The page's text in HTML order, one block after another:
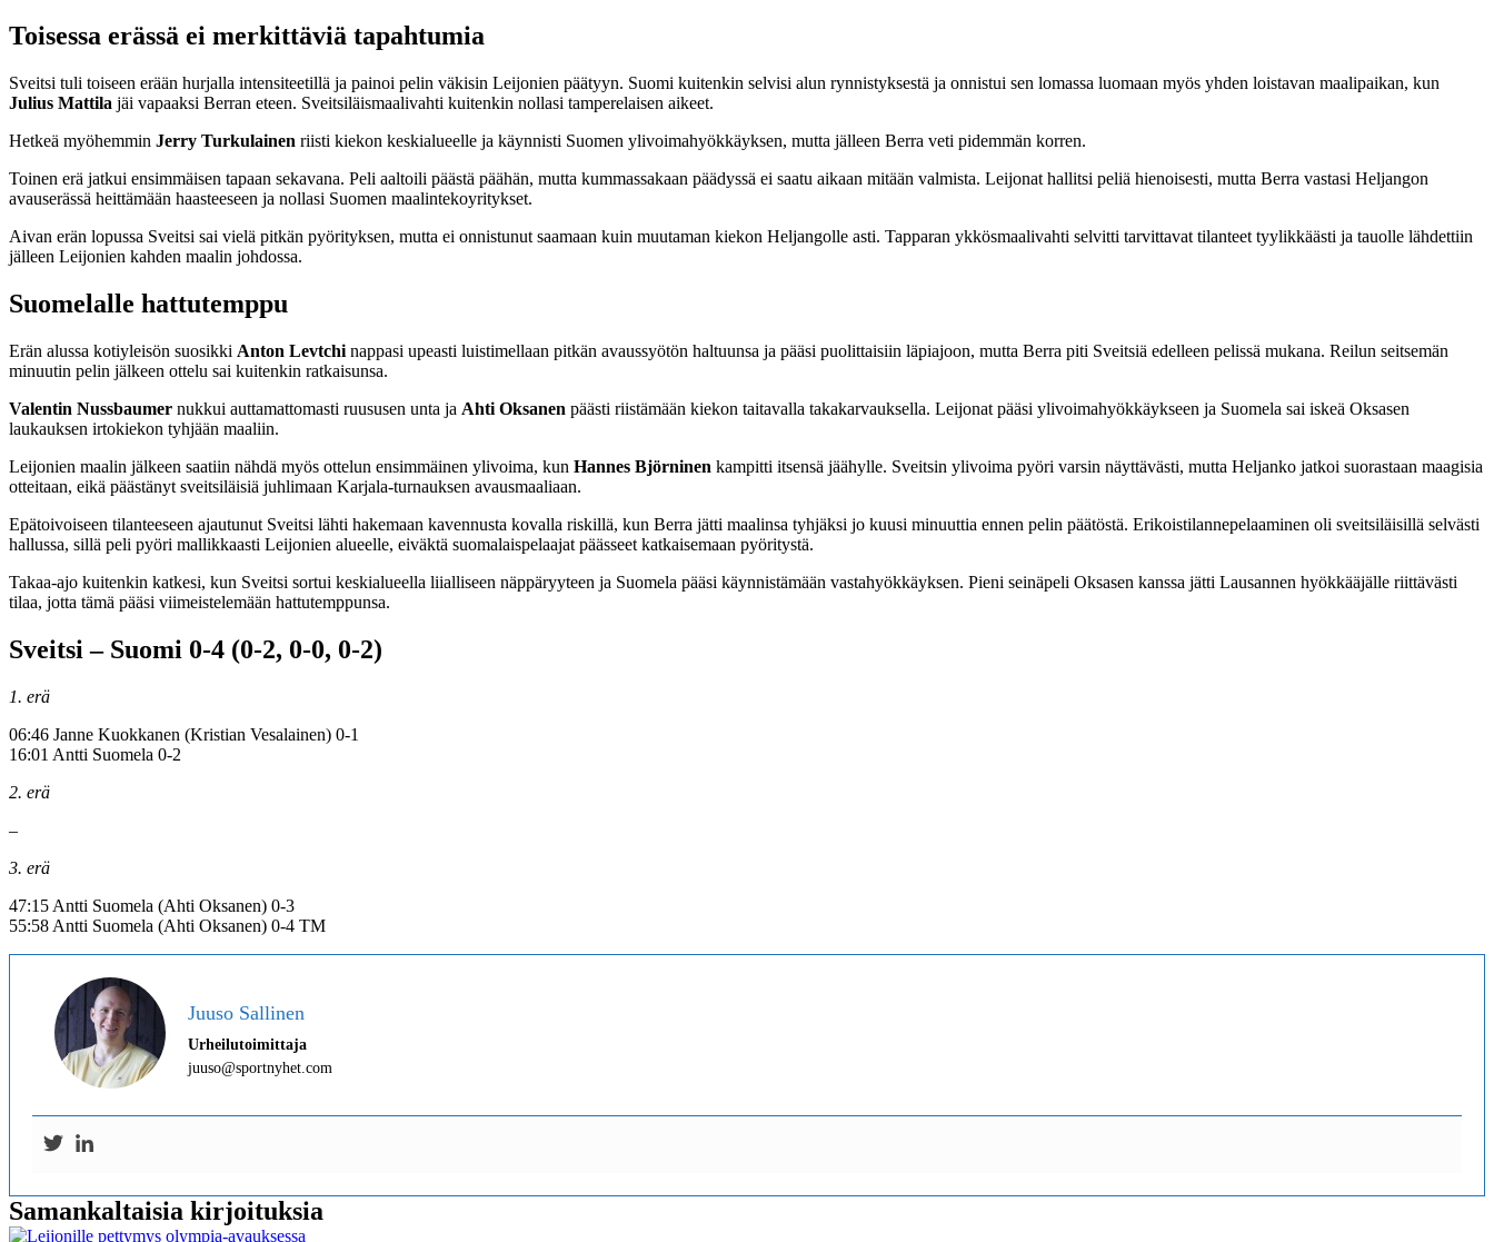
Toisessa erässä ei merkittäviä tapahtumia
Sveitsi tuli toiseen erään hurjalla intensiteetillä ja painoi pelin väkisin Leijonien päätyyn. Suomi kuitenkin selvisi alun rynnistyksestä ja onnistui sen lomassa luomaan myös yhden loistavan maalipaikan, kun
Julius Mattila jäi vapaaksi Berran eteen. Sveitsiläismaalivahti kuitenkin nollasi tamperelaisen aikeet.
Hetkeä myöhemmin Jerry Turkulainen riisti kiekon keskialueelle ja käynnisti Suomen ylivoimahyökkäyksen, mutta jälleen Berra veti pidemmän korren.
Toinen erä jatkui ensimmäisen tapaan sekavana. Peli aaltoili päästä päähän, mutta kummassakaan päädyssä ei saatu aikaan mitään valmista. Leijonat hallitsi peliä hienoisesti, mutta Berra vastasi Heljangon
avauserässä heittämään haasteeseen ja nollasi Suomen maalintekoyritykset.
Aivan erän lopussa Sveitsi sai vielä pitkän pyörityksen, mutta ei onnistunut saamaan kuin muutaman kiekon Heljangolle asti. Tapparan ykkösmaalivahti selvitti tarvittavat tilanteet tyylikkäästi ja tauolle lähdettiin
jälleen Leijonien kahden maalin johdossa.
Suomelalle hattutemppu
Erän alussa kotiyleisön suosikki Anton Levtchi nappasi upeasti luistimellaan pitkän avaussyötön haltuunsa ja pääsi puolittaisiin läpiajoon, mutta Berra piti Sveitsiä edelleen pelissä mukana. Reilun seitsemän
minuutin pelin jälkeen ottelu sai kuitenkin ratkaisunsa.
Valentin Nussbaumer nukkui auttamattomasti ruususen unta ja Ahti Oksanen päästi riistämään kiekon taitavalla takakarvauksella. Leijonat pääsi ylivoimahyökkäykseen ja Suomela sai iskeä Oksasen
laukauksen irtokiekon tyhjään maaliin.
Leijonien maalin jälkeen saatiin nähdä myös ottelun ensimmäinen ylivoima, kun Hannes Björninen kampitti itsensä jäähylle. Sveitsin ylivoima pyöri varsin näyttävästi, mutta Heljanko jatkoi suorastaan maagisia
otteitaan, eikä päästänyt sveitsiläisiä juhlimaan Karjala-turnauksen avausmaaliaan.
Epätoivoiseen tilanteeseen ajautunut Sveitsi lähti hakemaan kavennusta kovalla riskillä, kun Berra jätti maalinsa tyhjäksi jo kuusi minuuttia ennen pelin päätöstä. Erikoistilannepelaaminen oli sveitsiläisillä selvästi
hallussa, sillä peli pyöri mallikkaasti Leijonien alueelle, eiväktä suomalaispelaajat päässeet katkaisemaan pyöritystä.
Takaa-ajo kuitenkin katkesi, kun Sveitsi sortui keskialueella liialliseen näppäryyteen ja Suomela pääsi käynnistämään vastahyökkäyksen. Pieni seinäpeli Oksasen kanssa jätti Lausannen hyökkääjälle riittävästi
tilaa, jotta tämä pääsi viimeistelemään hattutemppunsa.
Sveitsi – Suomi 0-4 (0-2, 0-0, 0-2)
1. erä
06:46 Janne Kuokkanen (Kristian Vesalainen) 0-1
16:01 Antti Suomela 0-2
2. erä
–
3. erä
47:15 Antti Suomela (Ahti Oksanen) 0-3
55:58 Antti Suomela (Ahti Oksanen) 0-4 TM
Juuso Sallinen
Urheilutoimittaja
juuso@sportnyhet.com
Samankaltaisia kirjoituksia